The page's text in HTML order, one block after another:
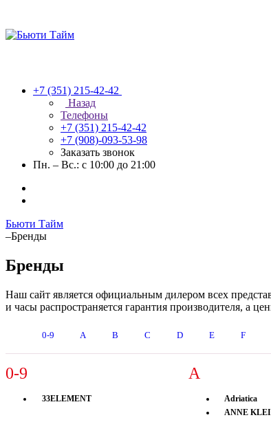
+7 (351) 215-42-42
Назад
Телефоны
+7 (351) 215-42-42
+7 (908)-093-53-98
Заказать звонок
Пн. – Вс.: с 10:00 до 21:00
Бьюти Тайм
–Бренды
Бренды
Наш сайт является официальным дилером всех
и часы распространяется гарантия производителя, а
0-9 A B C D E F
0-9
33ELEMENT
A
Adriatica
ANNE